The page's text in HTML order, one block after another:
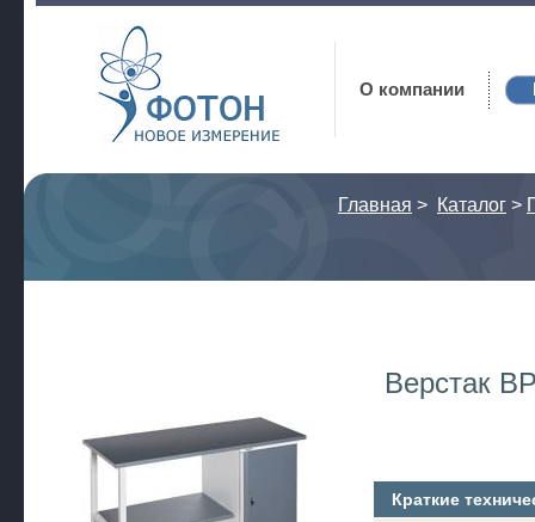
Фотон
О компании
Главная > Каталог >
Верстак
Краткие